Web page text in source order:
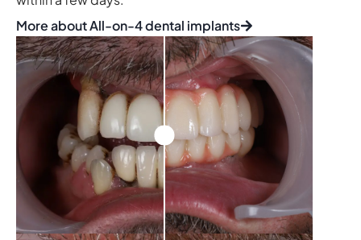
More about All-on-4 dental implants